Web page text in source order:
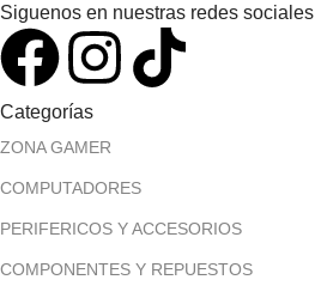
Siguenos en nuestras redes sociales
Categorías
ZONA GAMER
COMPUTADORES
PERIFERICOS Y ACCESORIOS
COMPONENTES Y REPUESTOS